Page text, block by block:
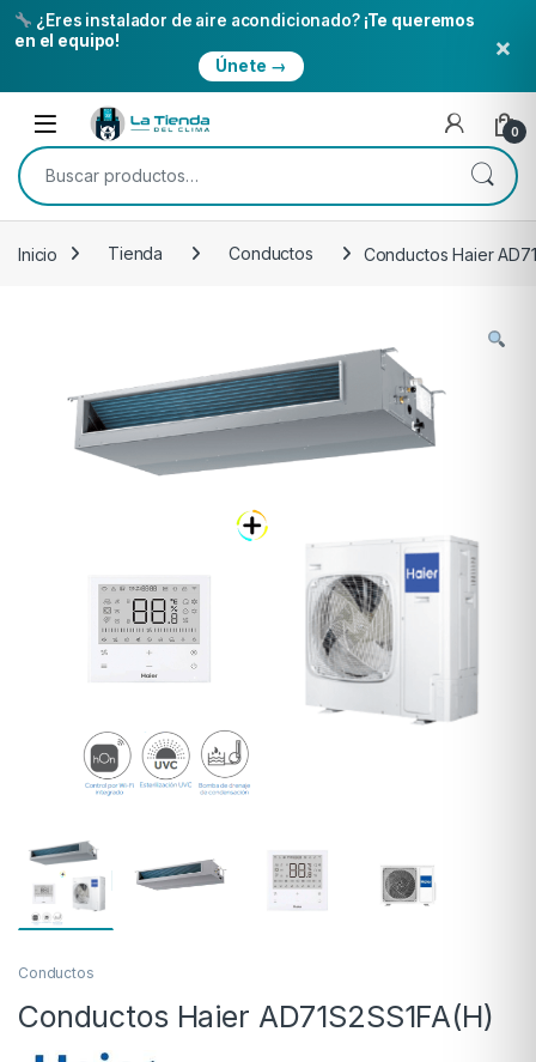
¿Eres instalador de aire acondicionado? ¡Te queremos
en el equipo!
Únete →
×
Skip to navigation
Skip to content
Open 0
Buscar por:
Inicio Tienda Conductos Conductos Haier
Conductos
Conductos Haier AD71S2SS1FA(H)